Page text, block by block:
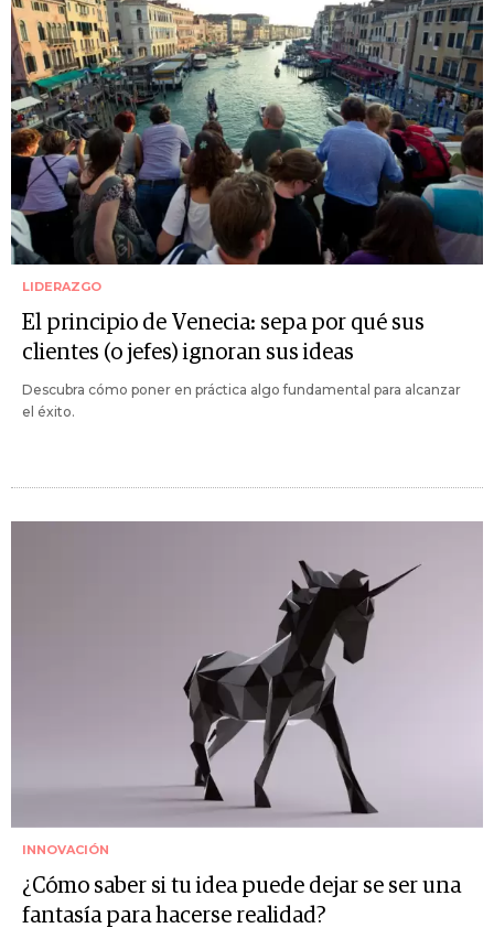
LIDERAZGO
El principio de Venecia: sepa por qué sus
clientes (o jefes) ignoran sus ideas
Descubra cómo poner en práctica algo fundamental para alcanzar
el éxito.
INNOVACIÓN
¿Cómo saber si tu idea puede dejar se ser una
fantasía para hacerse realidad?